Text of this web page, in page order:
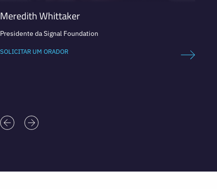
Meredith Whittaker
Presidente da Signal Foundation
SOLICITAR UM ORADOR